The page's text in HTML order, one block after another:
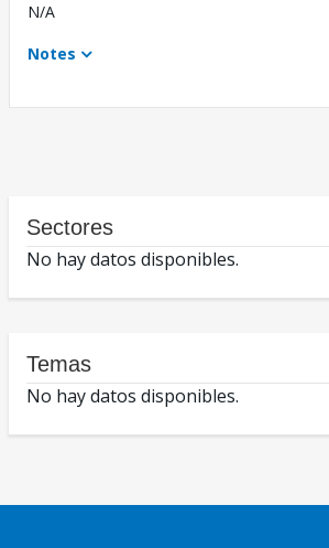
N/A
Notes
Sectores
No hay datos disponibles.
Temas
No hay datos disponibles.